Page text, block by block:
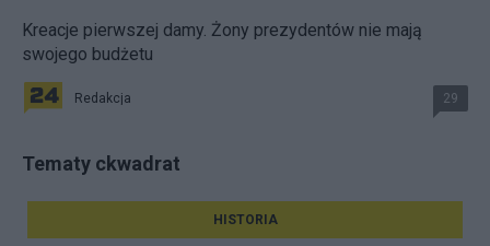
Kreacje pierwszej damy. Żony prezydentów nie mają
swojego budżetu
Redakcja 29
Tematy ckwadrat
HISTORIA